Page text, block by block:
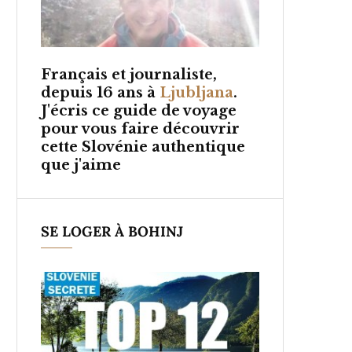
Français et journaliste,
depuis 16 ans à Ljubljana.
J'écris ce guide de voyage
pour vous faire découvrir
cette Slovénie authentique
que j'aime
SE LOGER À BOHINJ